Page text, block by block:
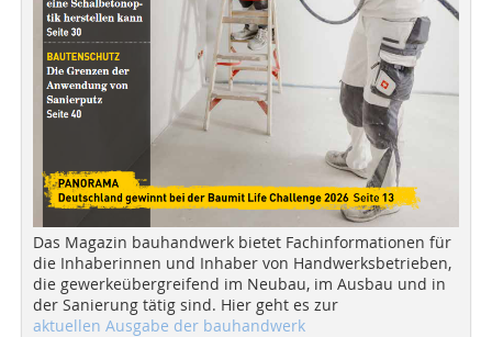
Das Magazin bauhandwerk bietet Fachinformationen für
die Inhaberinnen und Inhaber von Handwerksbetrieben,
die gewerkeübergreifend im Neubau, im Ausbau und in
der Sanierung tätig sind. Hier geht es zur
aktuellen Ausgabe der bauhandwerk